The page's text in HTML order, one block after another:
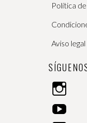
Política
Aviso legal